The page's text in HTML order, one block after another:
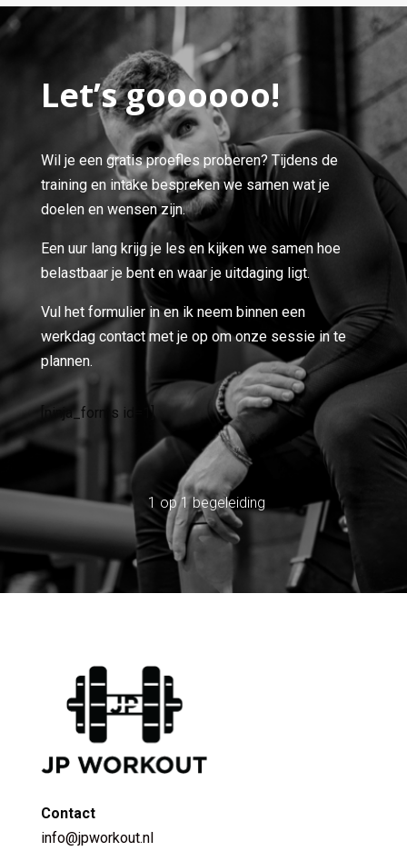
Let’s goooooo!
Wil je een gratis proefles proberen? Tijdens de
training en intake bespreken we samen wat je
doelen en wensen zijn.
Een uur lang krijg je les en kijken we samen hoe
belastbaar je bent en waar je uitdaging ligt.
Vul het formulier in en ik neem binnen een
werkdag contact met je op om onze sessie in te
plannen.
[ninja_forms id=1]Uniek plan o.b.v. jouw doelen
Alleen of samen sporten
1 op 1 begeleiding
15 jaar ervaring
Contact
info@jpworkout.nl